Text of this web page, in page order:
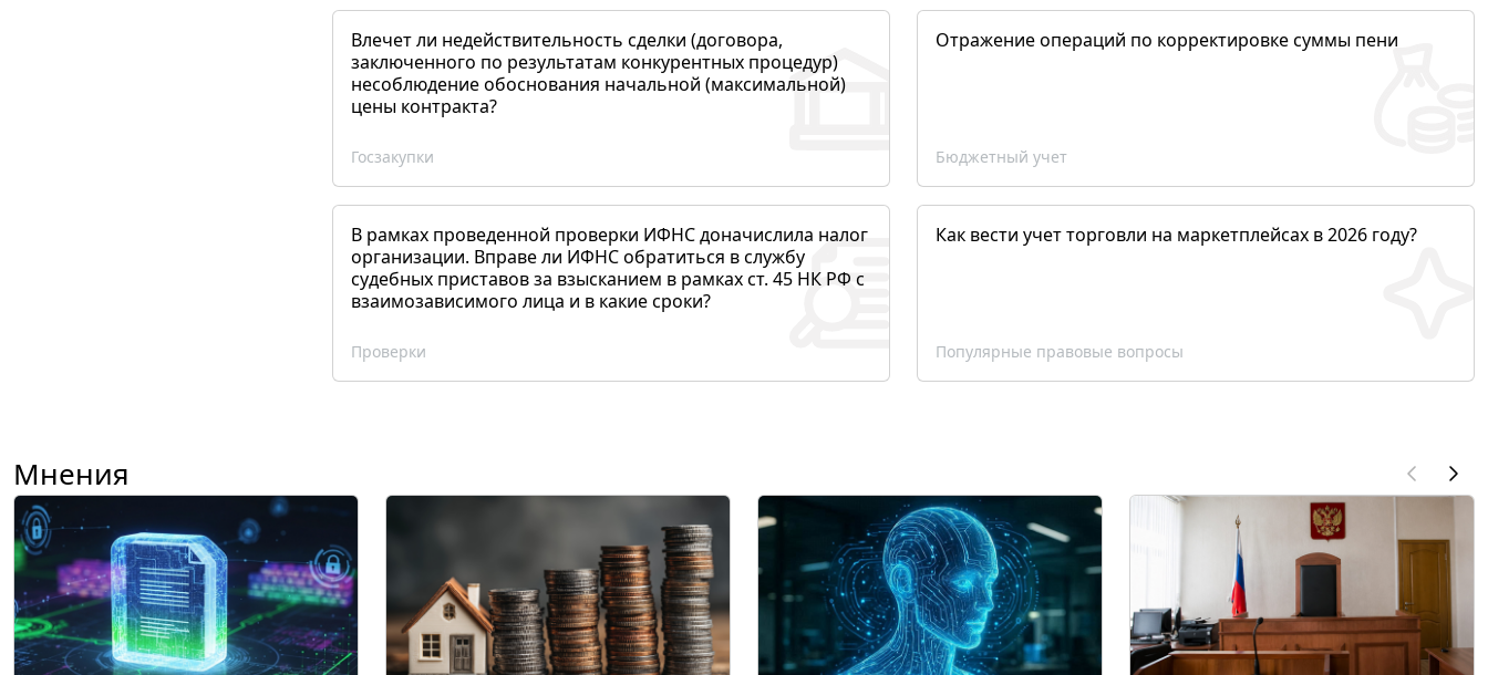
Влечет ли недействительность сделки (договора,
заключенного по результатам конкурентных процедур)
несоблюдение обоснования начальной (максимальной)
цены контракта?
Госзакупки
Отражение операций по корректировке суммы пени
Бюджетный учет
В рамках проведенной проверки ИФНС доначислила налог
организации. Вправе ли ИФНС обратиться в службу
судебных приставов за взысканием в рамках ст. 45 НК РФ с
взаимозависимого лица и в какие сроки?
Проверки
Как вести учет торговли на маркетплейсах в 2026 году?
Популярные правовые вопросы
Мнения